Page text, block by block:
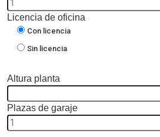
Licencia de oficina
Con licencia
Sin licencia
Altura planta
Plazas de garaje